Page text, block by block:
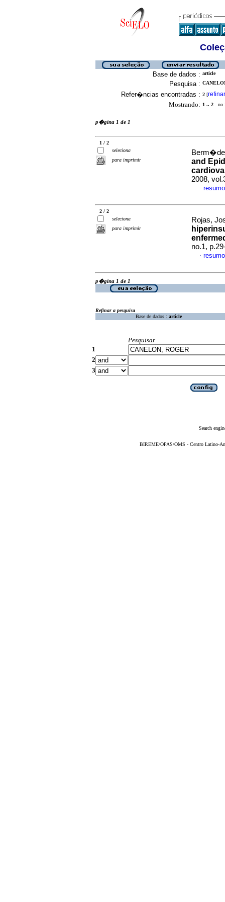
Base de dados : article
Pesquisa :
Refer�ncias encontradas : 2 [refinar
Mostrando: 1 .. 2 no
p�gina 1 de 1
1 / 2
seleciona
para imprimir
and
2008,
·
2 / 2
seleciona
para imprimir
Rojas,
no.1,
·
p�gina 1 de 1
Refinar a pesquisa
Base de dados : article
Pesquisar
1
2
3
Search
BIREME/OPAS/OMS - Centro Latino-